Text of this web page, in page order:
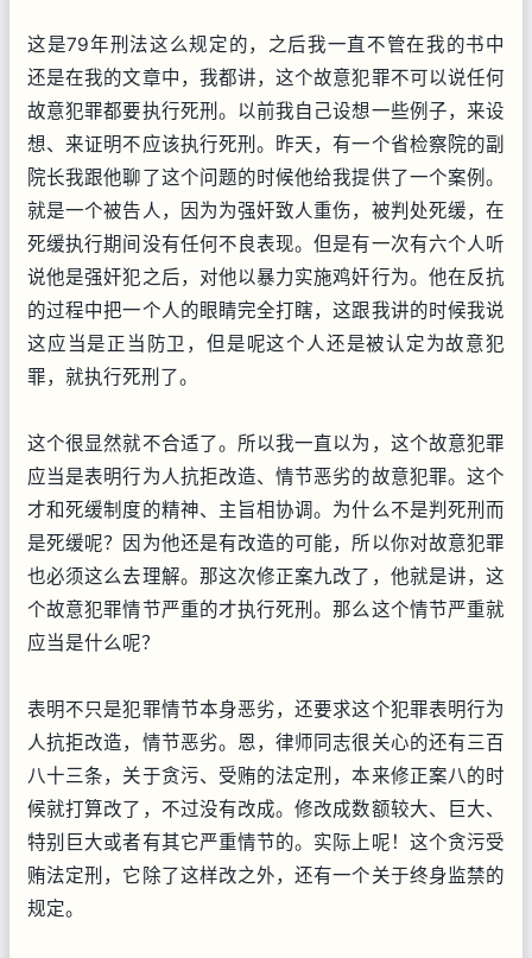
这是79年刑法这么规定的，之后我一直不管在我的书中
还是在我的文章中，我都讲，这个故意犯罪不可以说任何
故意犯罪都要执行死刑。以前我自己设想一些例子，来设
想、来证明不应该执行死刑。昨天，有一个省检察院的副
院长我跟他聊了这个问题的时候他给我提供了一个案例。
就是一个被告人，因为为强奸致人重伤，被判处死缓，在
死缓执行期间没有任何不良表现。但是有一次有六个人听
说他是强奸犯之后，对他以暴力实施鸡奸行为。他在反抗
的过程中把一个人的眼睛完全打瞎，这跟我讲的时候我说
这应当是正当防卫，但是呢这个人还是被认定为故意犯
罪，就执行死刑了。
这个很显然就不合适了。所以我一直以为，这个故意犯罪
应当是表明行为人抗拒改造、情节恶劣的故意犯罪。这个
才和死缓制度的精神、主旨相协调。为什么不是判死刑而
是死缓呢？因为他还是有改造的可能，所以你对故意犯罪
也必须这么去理解。那这次修正案九改了，他就是讲，这
个故意犯罪情节严重的才执行死刑。那么这个情节严重就
应当是什么呢？
表明不只是犯罪情节本身恶劣，还要求这个犯罪表明行为
人抗拒改造，情节恶劣。恩，律师同志很关心的还有三百
八十三条，关于贪污、受贿的法定刑，本来修正案八的时
候就打算改了，不过没有改成。修改成数额较大、巨大、
特别巨大或者有其它严重情节的。实际上呢！这个贪污受
贿法定刑，它除了这样改之外，还有一个关于终身监禁的
规定。